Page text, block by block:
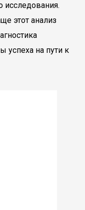
исследования.
этот анализ
успеха на пути к